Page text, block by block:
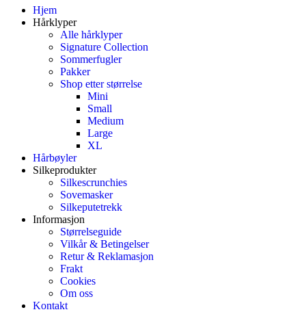
Hjem
Hårklyper
Alle hårklyper
Signature Collection
Sommerfugler
Pakker
Shop etter størrelse
Mini
Small
Medium
Large
XL
Hårbøyler
Silkeprodukter
Silkescrunchies
Sovemasker
Silkeputetrekk
Informasjon
Størrelseguide
Vilkår & Betingelser
Retur & Reklamasjon
Frakt
Cookies
Om oss
Kontakt